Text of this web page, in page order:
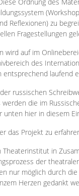
Reflexionen) zu
Fragestellungen
wird auf im
des
laufend
russischen
die im
unten hier in diesem
das Projekt zu
in
der
nur möglich durch
Herzen gedankt